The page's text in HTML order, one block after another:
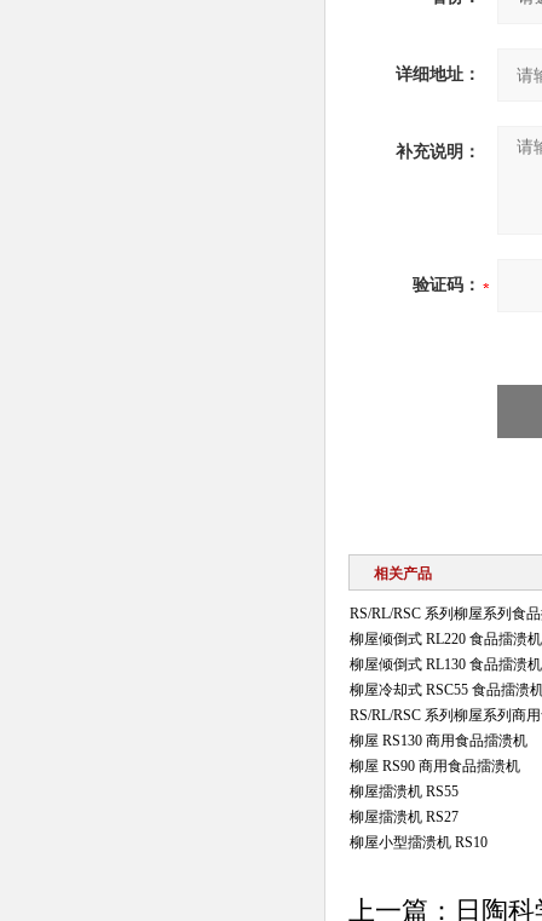
详细地址：
补充说明：
验证码：
相关产品
RS/RL/RSC 系列柳屋系列食
柳屋倾倒式 RL220 食品擂溃机
柳屋倾倒式 RL130 食品擂溃机
柳屋冷却式 RSC55 食品擂溃
RS/RL/RSC 系列柳屋系列商
柳屋 RS130 商用食品擂溃机
柳屋 RS90 商用食品擂溃机
柳屋擂溃机 RS55
柳屋擂溃机 RS27
柳屋小型擂溃机 RS10
上一篇： 日陶